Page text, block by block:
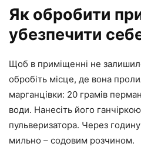
Як обробити
убезпечити
Щоб в приміщенні не
обробіть місце, де вона
марганцівки: 20 грамів
води. Нанесіть його
пульверизатора. Через
мильно – содовим розчином.